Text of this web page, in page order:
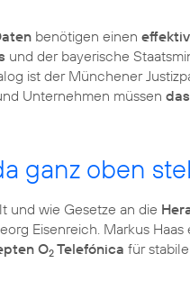
benötigen einen
und der bayerische
ist der Münchener
Unternehmen müssen
ganz oben
und wie Gesetze an die
Eisenreich. Markus Haas
O2 Telefónica für